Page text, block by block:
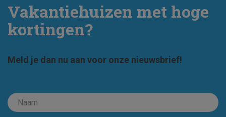
Vakantiehuizen met hoge
kortingen?
Meld je dan nu aan voor onze nieuwsbrief!